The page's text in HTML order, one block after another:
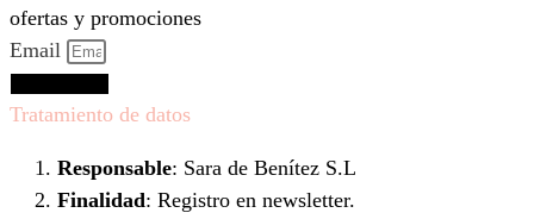
ofertas y promociones
Email
Tratamiento de datos
Responsable: Sara de Benítez S.L
Finalidad: Registro en newsletter.